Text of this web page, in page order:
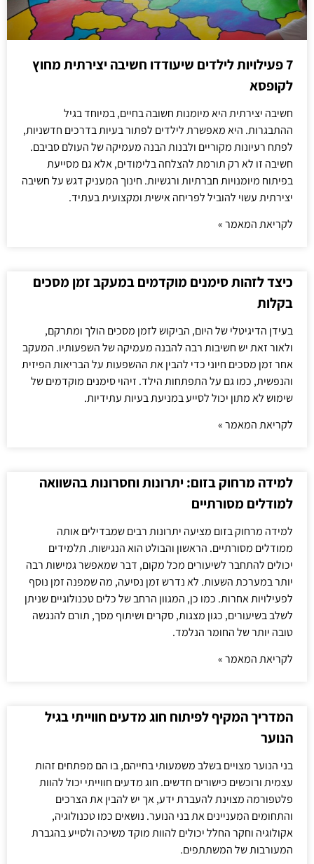
7 פעילויות לילדים שיעודדו חשיבה יצירתית מחוץ
לקופסא
חשיבה יצירתית היא מיומנות חשובה בחיים, במיוחד בגיל
ההתבגרות. היא מאפשרת לילדים לפתור בעיות בדרכים חדשניות,
לפתח רעיונות מקוריים ולבנות הבנה מעמיקה של העולם סביבם.
חשיבה זו לא רק תורמת להצלחה בלימודים, אלא גם מסייעת
בפיתוח מיומנויות חברתיות ורגשיות. חינוך המעניק דגש על חשיבה
יצירתית עשוי להוביל לפריחה אישית ומקצועית בעתיד.
לקריאת המאמר »
כיצד לזהות סימנים מוקדמים במעקב זמן מסכים
בקלות
בעידן הדיגיטלי של היום, הביקוש לזמן מסכים הולך ומתרקם,
ולאור זאת יש חשיבות רבה להבנה מעמיקה של השפעותיו. המעקב
אחר זמן מסכים חיוני כדי להבין את ההשפעות על הבריאות הפיזית
והנפשית, כמו גם על התפתחות הילד. זיהוי סימנים מוקדמים של
שימוש לא מתון יכול לסייע במניעת בעיות עתידיות.
לקריאת המאמר »
למידה מרחוק בזום: יתרונות וחסרונות בהשוואה
למודלים מסורתיים
למידה מרחוק בזום מציעה יתרונות רבים שמבדילים אותה
ממודלים מסורתיים. הראשון והבולט הוא הנגישות. תלמידים
יכולים להתחבר לשיעורים מכל מקום, דבר שמאפשר גמישות רבה
יותר במערכת השעות. לא נדרש זמן נסיעה, מה שמפנה זמן נוסף
לפעילויות אחרות. כמו כן, המגוון הרחב של כלים טכנולוגיים שניתן
לשלב בשיעורים, כגון מצגות, סקרים ושיתוף מסך, תורם להנגשה
טובה יותר של החומר הנלמד.
לקריאת המאמר »
המדריך המקיף לפיתוח חוג מדעים חווייתי בגיל
הנוער
בני הנוער מצויים בשלב משמעותי בחייהם, בו הם מפתחים זהות
עצמית ורוכשים כישורים חדשים. חוג מדעים חווייתי יכול להוות
פלטפורמה מצוינת להעברת ידע, אך יש להבין את הצרכים
והתחומים המעניינים את בני הנוער. נושאים כמו טכנולוגיה,
אקולוגיה וחקר החלל יכולים להוות מוקד משיכה ולסייע בהגברת
המעורבות של המשתתפים.